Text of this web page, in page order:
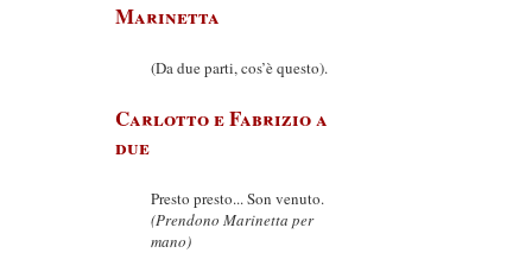
Marinetta
(Da due parti, cos’è questo).
Carlotto e Fabrizio a
due
Presto presto... Son venuto.
(Prendono Marinetta per
mano)